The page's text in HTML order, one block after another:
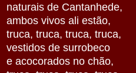
naturais de Cantanhede,
ambos vivos ali estão,
truca, truca, truca, truca,
vestidos de surrobeco
e acocorados no chão,